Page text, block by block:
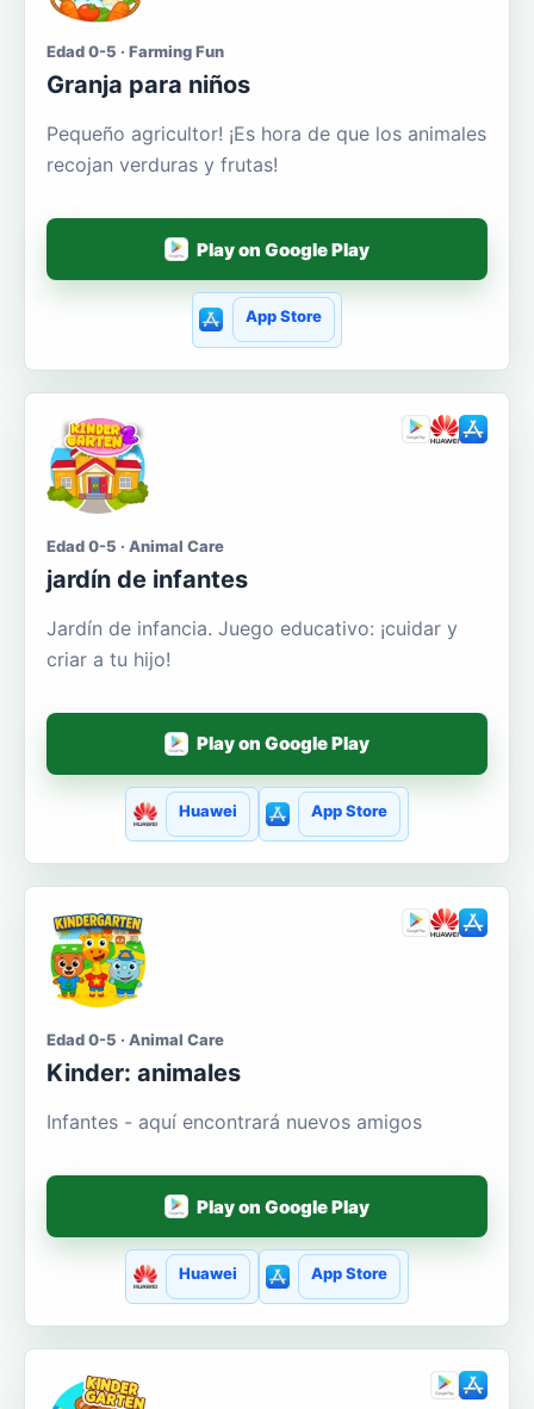
Edad 0-5 · Farming Fun
Granja para niños
Pequeño agricultor! ¡Es hora de que los animales
recojan verduras y frutas!
Play on Google Play
App Store
Edad 0-5 · Animal Care
jardín de infantes
Jardín de infancia. Juego educativo: ¡cuidar y
criar a tu hijo!
Play on Google Play
Huawei App Store
Edad 0-5 · Animal Care
Kinder: animales
Infantes - aquí encontrará nuevos amigos
Play on Google Play
Huawei App Store